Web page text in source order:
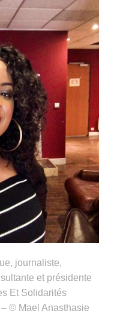
journaliste,
et présidente
Et Solidarités
© Mael Anasthasie